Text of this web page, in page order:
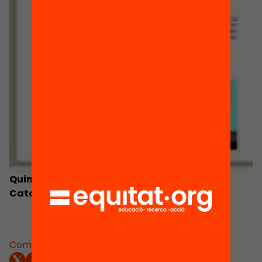
Comparteix:
Quins són els reptes de futur de l’educació a
Catalunya?